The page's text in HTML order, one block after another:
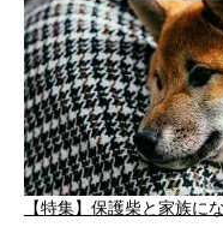
【特集】保護柴と家族に